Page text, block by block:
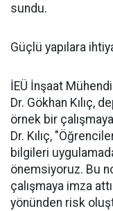
sundu.
Güçlü yapılara
İEÜ İnşaat
Dr. Gökhan Kılıç,
örnek bir
Dr. Kılıç,
bilgileri
önemsiyoruz. Bu
çalışmaya imza
yönünden risk